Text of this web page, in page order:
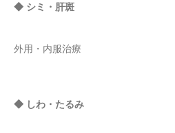
◆ シミ・肝斑
外用・内服治療
◆ しわ・たるみ